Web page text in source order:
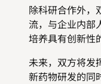
除科研合作外，
流，与企业内部
培养具有创新性
未来，双方将发
新药物研发的同